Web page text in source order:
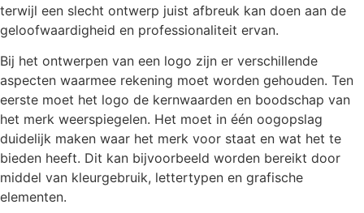
terwijl een slecht ontwerp juist afbreuk kan doen aan de
geloofwaardigheid en professionaliteit ervan.
Bij het ontwerpen van een logo zijn er verschillende
aspecten waarmee rekening moet worden gehouden. Ten
eerste moet het logo de kernwaarden en boodschap van
het merk weerspiegelen. Het moet in één oogopslag
duidelijk maken waar het merk voor staat en wat het te
bieden heeft. Dit kan bijvoorbeeld worden bereikt door
middel van kleurgebruik, lettertypen en grafische
elementen.